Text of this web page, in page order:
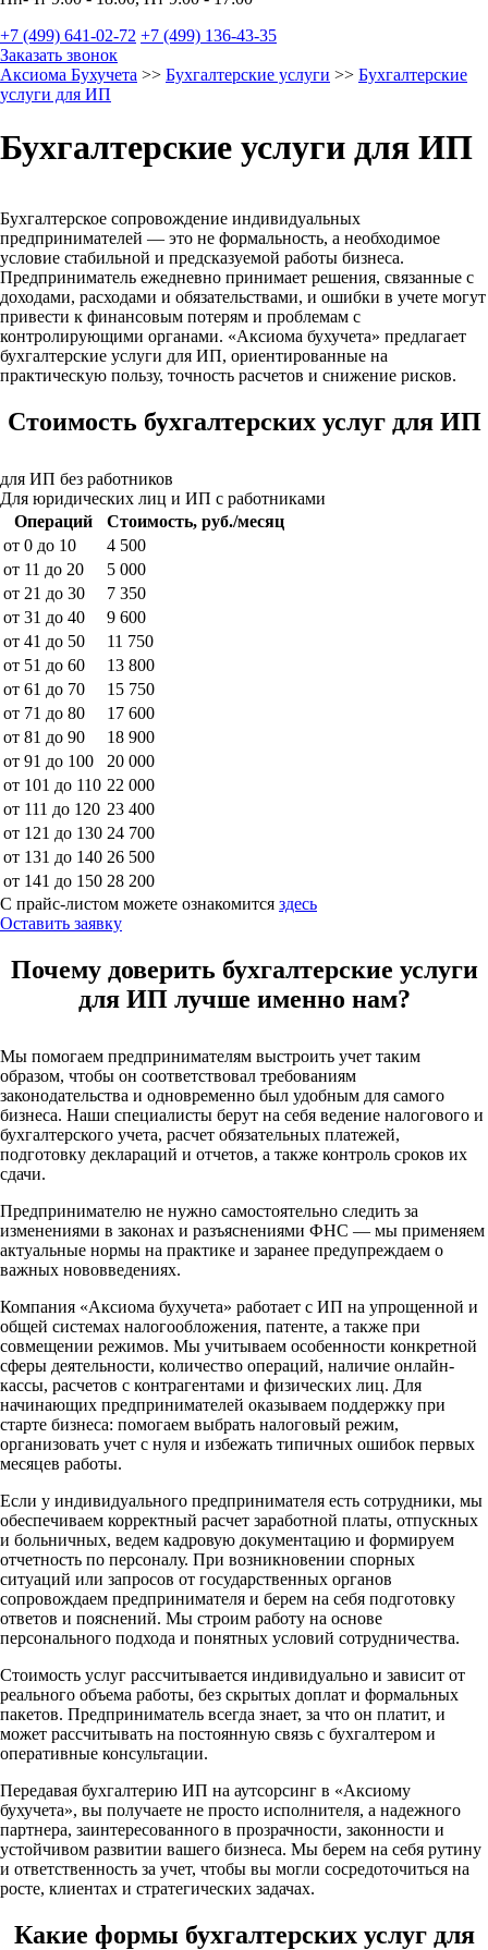
+7 (499) 641-02-72 +7 (499) 136-43-35
Заказать звонок
Аксиома Бухучета >> Бухгалтерские услуги >> Бухгалтерские
услуги для ИП
Бухгалтерские услуги для ИП
Бухгалтерское сопровождение индивидуальных
предпринимателей — это не формальность, а необходимое
условие стабильной и предсказуемой работы бизнеса.
Предприниматель ежедневно принимает решения, связанные с
доходами, расходами и обязательствами, и ошибки в учете могут
привести к финансовым потерям и проблемам с
контролирующими органами. «Аксиома бухучета» предлагает
бухгалтерские услуги для ИП, ориентированные на
практическую пользу, точность расчетов и снижение рисков.
Стоимость бухгалтерских услуг для ИП
для ИП без работников
Для юридических лиц и ИП с работниками
Операций
Стоимость, руб./месяц
от 0 до 10
4 500
от 11 до 20
5 000
от 21 до 30
7 350
от 31 до 40
9 600
от 41 до 50
11 750
от 51 до 60
13 800
от 61 до 70
15 750
от 71 до 80
17 600
от 81 до 90
18 900
от 91 до 100
20 000
от 101 до 110 22 000
от 111 до 120 23 400
от 121 до 130 24 700
от 131 до 140 26 500
от 141 до 150 28 200
С прайс-листом можете ознакомится здесь
Оставить заявку
Почему доверить бухгалтерские услуги
для ИП лучше именно нам?
Мы помогаем предпринимателям выстроить учет таким
образом, чтобы он соответствовал требованиям
законодательства и одновременно был удобным для самого
бизнеса. Наши специалисты берут на себя ведение налогового и
бухгалтерского учета, расчет обязательных платежей,
подготовку деклараций и отчетов, а также контроль сроков их
сдачи.
Предпринимателю не нужно самостоятельно следить за
изменениями в законах и разъяснениями ФНС — мы применяем
актуальные нормы на практике и заранее предупреждаем о
важных нововведениях.
Компания «Аксиома бухучета» работает с ИП на упрощенной и
общей системах налогообложения, патенте, а также при
совмещении режимов. Мы учитываем особенности конкретной
сферы деятельности, количество операций, наличие онлайн-
кассы, расчетов с контрагентами и физических лиц. Для
начинающих предпринимателей оказываем поддержку при
старте бизнеса: помогаем выбрать налоговый режим,
организовать учет с нуля и избежать типичных ошибок первых
месяцев работы.
Если у индивидуального предпринимателя есть сотрудники, мы
обеспечиваем корректный расчет заработной платы, отпускных
и больничных, ведем кадровую документацию и формируем
отчетность по персоналу. При возникновении спорных
ситуаций или запросов от государственных органов
сопровождаем предпринимателя и берем на себя подготовку
ответов и пояснений. Мы строим работу на основе
персонального подхода и понятных условий сотрудничества.
Стоимость услуг рассчитывается индивидуально и зависит от
реального объема работы, без скрытых доплат и формальных
пакетов. Предприниматель всегда знает, за что он платит, и
может рассчитывать на постоянную связь с бухгалтером и
оперативные консультации.
Передавая бухгалтерию ИП на аутсорсинг в «Аксиому
бухучета», вы получаете не просто исполнителя, а надежного
партнера, заинтересованного в прозрачности, законности и
устойчивом развитии вашего бизнеса. Мы берем на себя рутину
и ответственность за учет, чтобы вы могли сосредоточиться на
росте, клиентах и стратегических задачах.
Какие формы бухгалтерских услуг для